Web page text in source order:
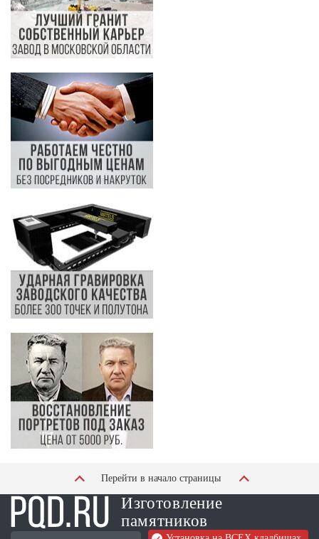
Перейти в начало страницы
Изготовление
памятников